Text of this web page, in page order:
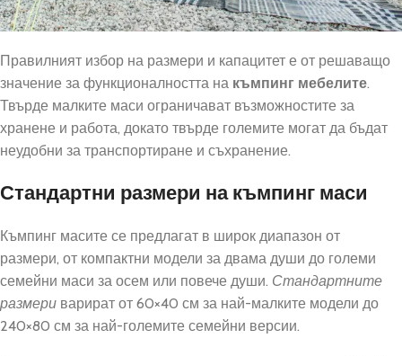
Правилният избор на размери и капацитет е от решаващо
значение за функционалността на къмпинг мебелите.
Твърде малките маси ограничават възможностите за
хранене и работа, докато твърде големите могат да бъдат
неудобни за транспортиране и съхранение.
Стандартни размери на къмпинг маси
Къмпинг масите се предлагат в широк диапазон от
размери, от компактни модели за двама души до големи
семейни маси за осем или повече души. Стандартните
размери варират от 60×40 см за най-малките модели до
240×80 см за най-големите семейни версии.